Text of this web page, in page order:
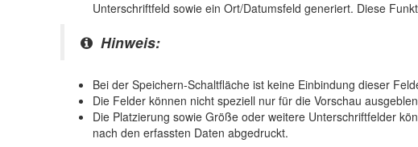
Unterschriftfeld sowie ein Ort/Datumsfeld generiert. Diese
Hinweis:
Bei der Speichern-Schaltfläche ist keine Einbindung dieser
Die Felder können nicht speziell nur für die Vorschau
Die Platzierung sowie Größe oder weitere Unterschriftfelder
nach den erfassten Daten abgedruckt.